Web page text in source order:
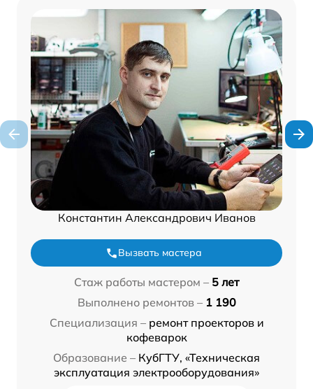
Константин Александрович Иванов
Вызвать мастера
Стаж работы мастером – 5 лет
Выполнено ремонтов – 1 190
Специализация – ремонт проекторов и
кофеварок
Образование – КубГТУ, «Техническая
эксплуатация электрооборудования»